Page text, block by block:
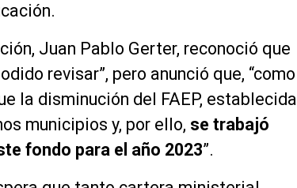
Juan Pablo Gerter, reconoció que
revisar”, pero anunció que, “como
la disminución del FAEP, establecida
municipios y, por ello, se trabajó
fondo para el año 2023”.